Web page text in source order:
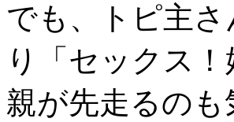
でも、トピ主
り「セックス
親が先走るの